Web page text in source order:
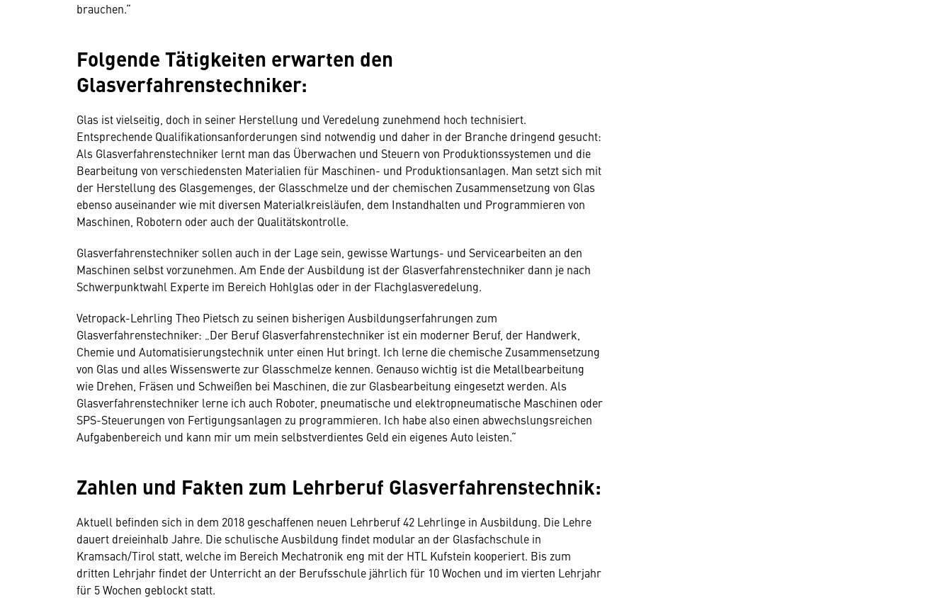
brauchen.“
Folgende Tätigkeiten erwarten den
Glasverfahrenstechniker:
Glas ist vielseitig, doch in seiner Herstellung und Veredelung zunehmend hoch technisiert.
Entsprechende Qualifikationsanforderungen sind notwendig und daher in der Branche dringend gesucht:
Als Glasverfahrenstechniker lernt man das Überwachen und Steuern von Produktionssystemen und die
Bearbeitung von verschiedensten Materialien für Maschinen- und Produktionsanlagen. Man setzt sich mit
der Herstellung des Glasgemenges, der Glasschmelze und der chemischen Zusammensetzung von Glas
ebenso auseinander wie mit diversen Materialkreisläufen, dem Instandhalten und Programmieren von
Maschinen, Robotern oder auch der Qualitätskontrolle.
Glasverfahrenstechniker sollen auch in der Lage sein, gewisse Wartungs- und Servicearbeiten an den
Maschinen selbst vorzunehmen. Am Ende der Ausbildung ist der Glasverfahrenstechniker dann je nach
Schwerpunktwahl Experte im Bereich Hohlglas oder in der Flachglasveredelung.
Vetropack-Lehrling Theo Pietsch zu seinen bisherigen Ausbildungserfahrungen zum
Glasverfahrenstechniker: „Der Beruf Glasverfahrenstechniker ist ein moderner Beruf, der Handwerk,
Chemie und Automatisierungstechnik unter einen Hut bringt. Ich lerne die chemische Zusammensetzung
von Glas und alles Wissenswerte zur Glasschmelze kennen. Genauso wichtig ist die Metallbearbeitung
wie Drehen, Fräsen und Schweißen bei Maschinen, die zur Glasbearbeitung eingesetzt werden. Als
Glasverfahrenstechniker lerne ich auch Roboter, pneumatische und elektropneumatische Maschinen oder
SPS-Steuerungen von Fertigungsanlagen zu programmieren. Ich habe also einen abwechslungsreichen
Aufgabenbereich und kann mir um mein selbstverdientes Geld ein eigenes Auto leisten.“
Zahlen und Fakten zum Lehrberuf Glasverfahrenstechnik:
Aktuell befinden sich in dem 2018 geschaffenen neuen Lehrberuf 42 Lehrlinge in Ausbildung. Die Lehre
dauert dreieinhalb Jahre. Die schulische Ausbildung findet modular an der Glasfachschule in
Kramsach/Tirol statt, welche im Bereich Mechatronik eng mit der HTL Kufstein kooperiert. Bis zum
dritten Lehrjahr findet der Unterricht an der Berufsschule jährlich für 10 Wochen und im vierten Lehrjahr
für 5 Wochen geblockt statt.